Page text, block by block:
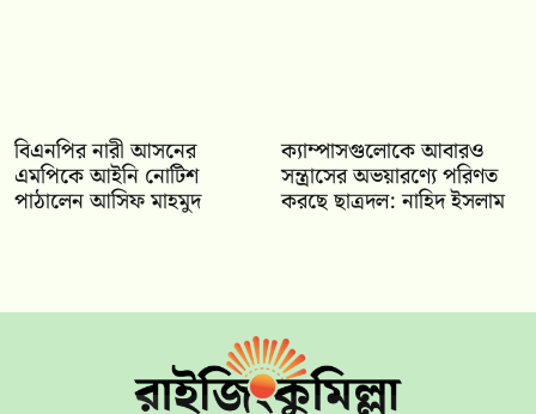
বিএনপির নারী আসনের
এমপিকে আইনি নোটিশ
পাঠালেন আসিফ মাহমুদ
ক্যাম্পাসগুলোকে আবারও
সন্ত্রাসের অভয়ারণ্যে পরিণত
করছে ছাত্রদল: নাহিদ ইসলাম